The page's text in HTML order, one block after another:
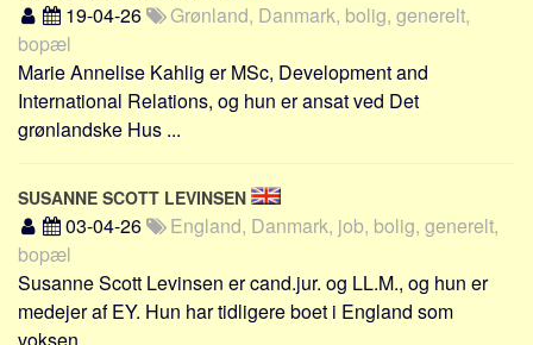
19-04-26
Grønland, Danmark, bolig, generelt,
bopæl
Marie Annelise Kahlig er MSc, Development and
International Relations, og hun er ansat ved Det
grønlandske Hus ...
SUSANNE SCOTT LEVINSEN
03-04-26
England, Danmark, job, bolig, generelt,
bopæl
Susanne Scott Levinsen er cand.jur. og LL.M., og hun er
medejer af EY. Hun har tidligere boet i England som